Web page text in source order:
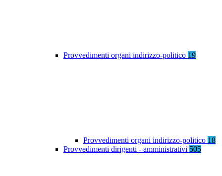
Provvedimenti organi indirizzo-politico 19
Provvedimenti organi indirizzo-politico 18
Provvedimenti dirigenti - amministrativi 505